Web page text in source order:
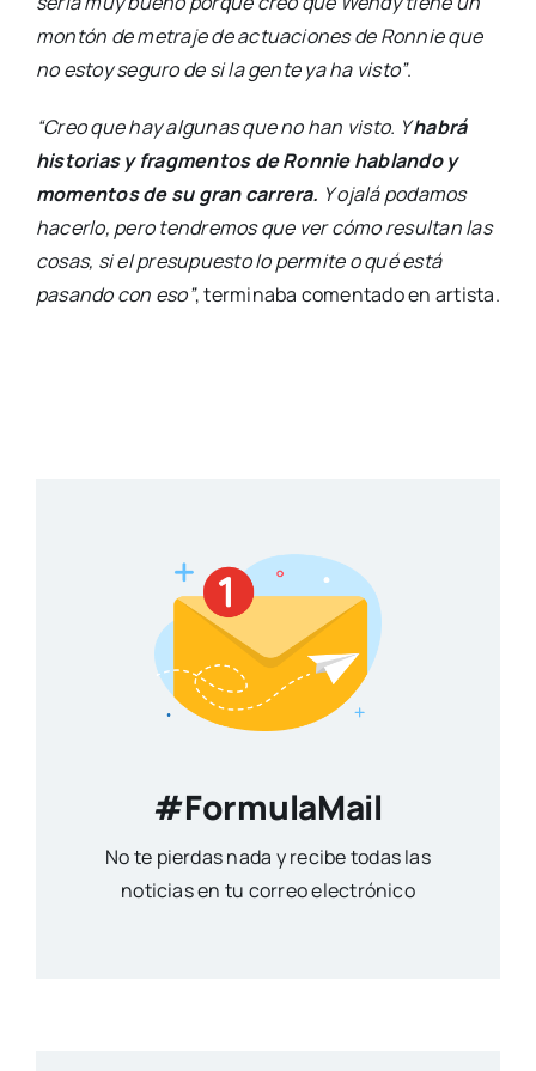
montón de metraje de actuaciones de Ronnie que
no estoy seguro de si la gente ya ha visto”.
“Creo que hay algunas que no han visto. Yhabrá
historias y fragmentos de Ronnie hablando y
momentos de su gran carrera. Y ojalá podamos
hacerlo, pero tendremos que ver cómo resultan las
cosas, si el presupuesto lo permite o qué está
pasando con eso”, terminaba comentado en artista.
#FormulaMail
No te pierdas nada y recibe todas las
noticias en tu correo electrónico